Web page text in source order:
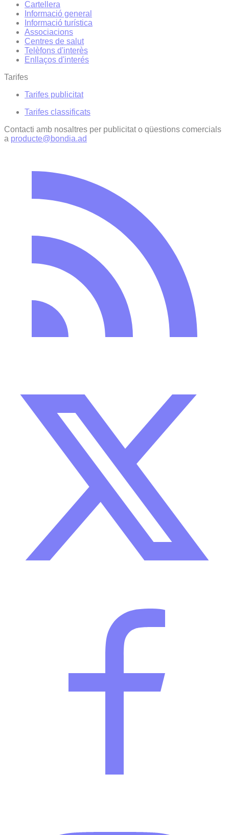
Cartellera
Informació general
Informació turística
Associacions
Centres de salut
Telèfons d'interès
Enllaços d'interés
Tarifes
Tarifes publicitat
Tarifes classificats
Contacti amb nosaltres per publicitat o qüestions comercials
a producte@bondia.ad